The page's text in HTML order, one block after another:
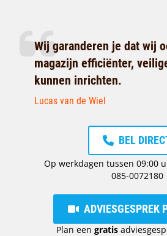
Wij garanderen je dat wij
magazijn efficiënter,
kunnen inrichten.
Lucas van de Wiel
BEL
Op werkdagen tussen 09:00
085-0072180
ADVIESGESPREK
Plan een gratis